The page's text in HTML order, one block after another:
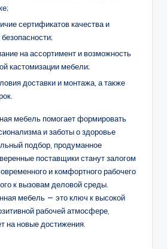
сертификатов качества и
на ассортимент и возможность
кастомизации мебели;
доставки и монтажа, а также
мебель помогает формировать
и заботы о здоровье
подбор, продуманное
поставщики станут залогом
и комфортного рабочего
к вызовам деловой среды.
мебель — это ключ к высокой
рабочей атмосфере,
на новые достижения.